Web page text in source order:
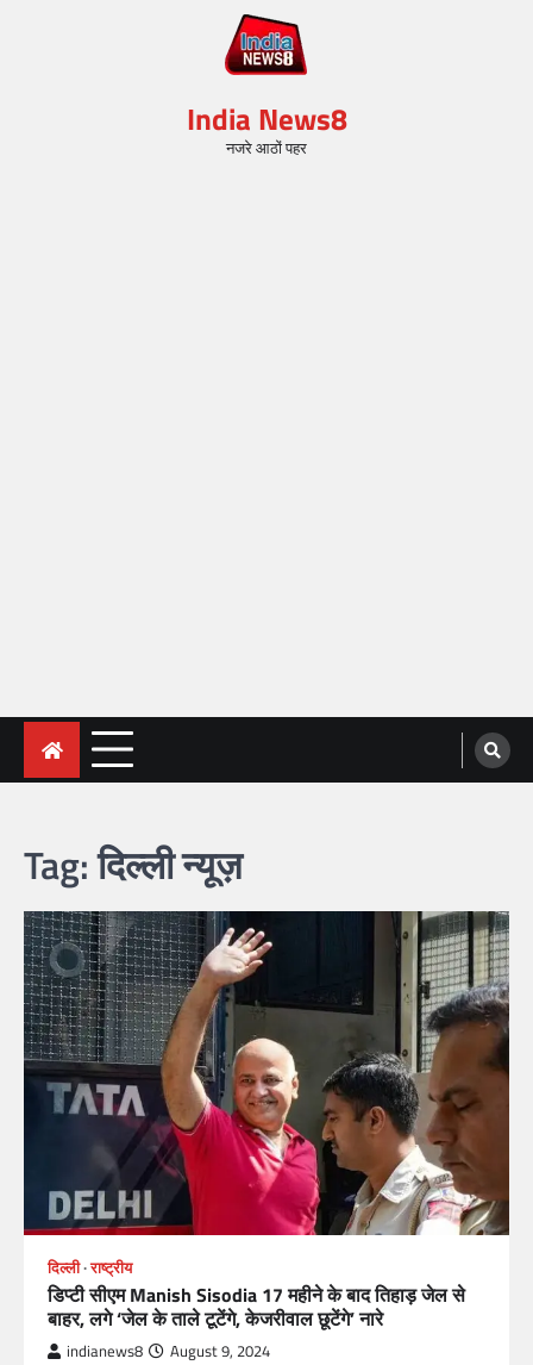
India News8
नजरे आठों पहर
Tag:दिल्ली न्यूज़
दिल्ली राष्ट्रीय
डिप्टी सीएम Manish Sisodia 17 महीने के बाद तिहाड़ जेल से
बाहर, लगे ‘जेल के ताले टूटेंगे, केजरीवाल छूटेंगे’ नारे
indianews8 August 9, 2024